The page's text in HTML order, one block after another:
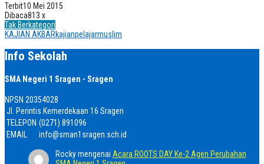
Terbit10 Mei 2015
Dibaca813 x
Tak Berkategori
KAJIAN AKBARkajianpelajarmuslim
Info Sekolah
SMA Negeri 1 Sragen - Sragen
NPSN 20354028
Jl. Perintis Kemerdekaan 16 Sragen
TELEPON (0271) 891096
EMAIL
info@sman1sragen.sch.id
Rockymengenai Acara ROOTS DAY Ke-2 Agen Perubahan